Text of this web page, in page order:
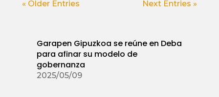
« Older Entries Next Entries »
Garapen Gipuzkoa se reúne en Deba
para afinar su modelo de
gobernanza
2025/05/09